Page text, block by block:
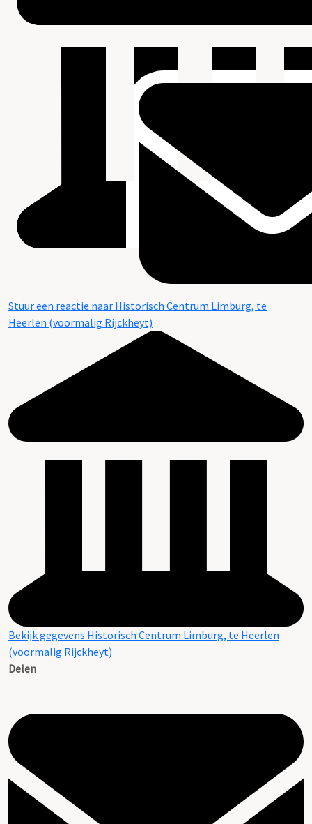
Stuur een reactie naar Historisch Centrum Limburg, te
Heerlen (voormalig Rijckheyt)
Bekijk gegevens Historisch Centrum Limburg, te Heerlen
(voormalig Rijckheyt)
Delen